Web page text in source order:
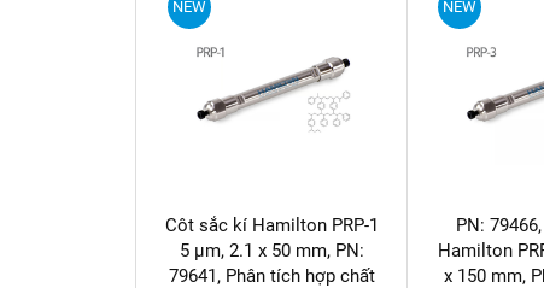
NEW
Côt sắc kí Hamilton PRP-1
5 µm, 2.1 x 50 mm, PN:
79641, Phân tích hợp chất
NEW
PN:
Hamilton
x 150 mm,